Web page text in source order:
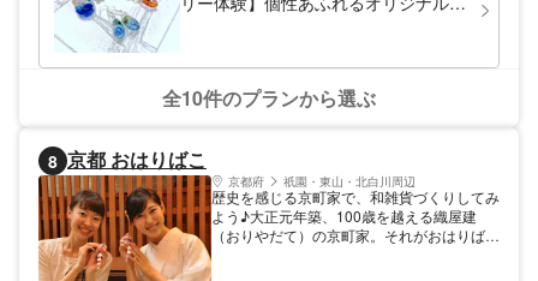
全10件のプランから選ぶ
8 京都 おはりばこ
京都府 祇園・東山・北白川周辺
歴史を感じる京町家で、和雑貨づくりしてみ
よう♪大正元年築、100歳を越える織屋建
（おりやだて）の京町家。それがおはりばこ